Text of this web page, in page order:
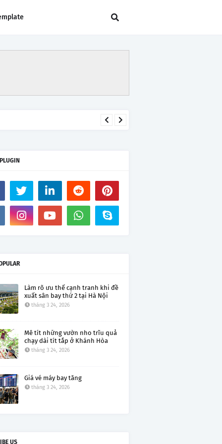
Làm rõ ưu thế cạnh tranh khi đề
xuất sân bay thứ 2 tại Hà Nội
tháng 3 24, 2026
Mê tít những vườn nho trĩu quả
chạy dài tít tắp ở Khánh Hòa
tháng 3 24, 2026
Giá vé máy bay tăng
tháng 3 24, 2026
US